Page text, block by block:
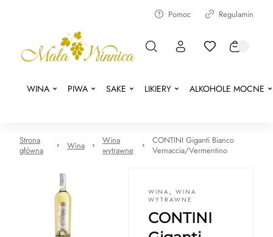
Pomoc Regulamin
WINA PIWA SAKE LIKIERY ALKOHOLE MOCNE
Strona
główna
Wina
Wina
wytrawne
CONTINI Giganti Bianco
Vernaccia/Vermentino
WINA , WINA
WYTRAWNE
CONTINI